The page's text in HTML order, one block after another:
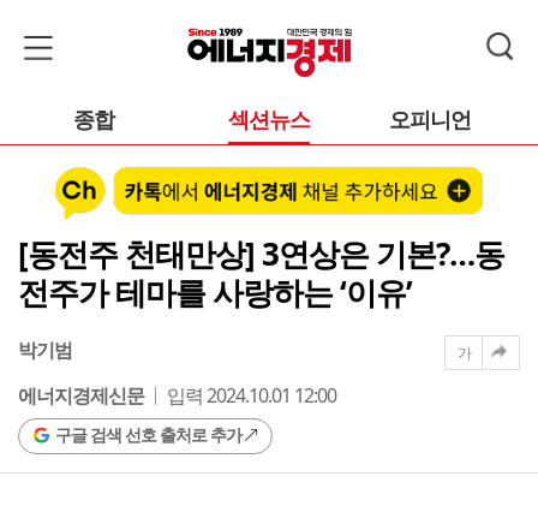
종합 섹션뉴스 오피니언
[동전주 천태만상] 3연상은 기본?…동
전주가 테마를 사랑하는 ‘이유’
박기범
에너지경제신문
입력 2024.10.01 12:00
구글 검색 선호 출처로 추가
가